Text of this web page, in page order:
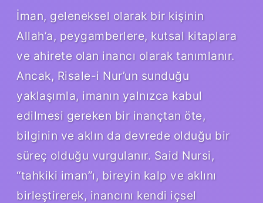
İman, geleneksel olarak bir kişinin
Allah’a, peygamberlere, kutsal kitaplara
ve ahirete olan inancı olarak tanımlanır.
Ancak, Risale-i Nur’un sunduğu
yaklaşımla, imanın yalnızca kabul
edilmesi gereken bir inançtan öte,
bilginin ve aklın da devrede olduğu bir
süreç olduğu vurgulanır. Said Nursi,
“tahkiki iman”ı, bireyin kalp ve aklını
birleştirerek, inancını kendi içsel